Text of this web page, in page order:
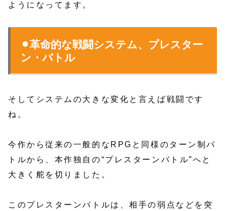
ようになってます。
⚫︎革命的な戦闘システム、プレスター
ン・バトル
そしてシステムの大きな変化と言えば戦闘です
ね。
今作から従来の一般的なRPGと同様のターン制バ
トルから、本作独自の“プレスターンバトル”へと
大きく舵を切りました。
このプレスターンバトルは、相手の弱点などを突